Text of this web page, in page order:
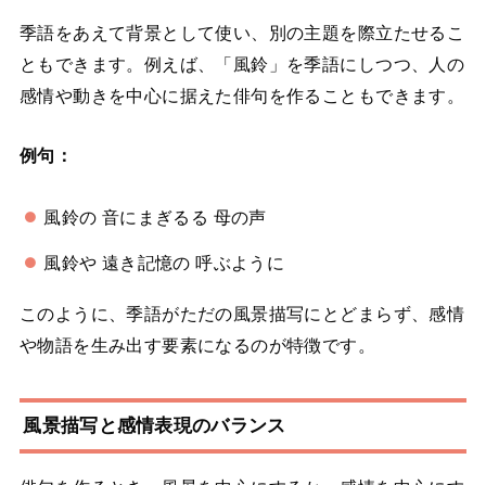
季語をあえて背景として使い、別の主題を際立たせるこ
ともできます。例えば、「風鈴」を季語にしつつ、人の
感情や動きを中心に据えた俳句を作ることもできます。
例句：
風鈴の 音にまぎるる 母の声
風鈴や 遠き記憶の 呼ぶように
このように、季語がただの風景描写にとどまらず、感情
や物語を生み出す要素になるのが特徴です。
風景描写と感情表現のバランス